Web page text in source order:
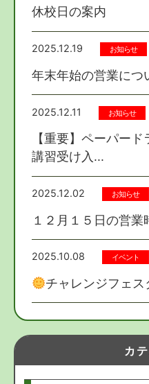
休校日の案内
2025.12.19 お知らせ
年末年始の営業につ
2025.12.11 お知らせ
【重要】ペーパード
講習受け入...
2025.12.02 お知らせ
１２月１５日の営業
2025.10.08 イベント
チャレンジフェ
カ